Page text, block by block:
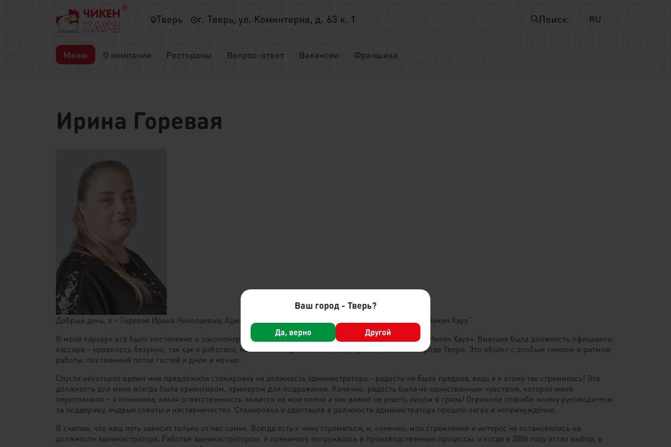
Ваш город - Тверь?
Да, верно Другой
Тверь г. Тверь, ул. Коминтерна, д. 63 к. 1 Поиск RU
Меню О компании Рестораны Вопрос-ответ Вакансии Франшиза
Ирина Горевая
Добрый день, я – Горевая Ирина Николаевна, Администратор одного из ресторанов сети бистро ТМ "Чикен Хауз"
В моей карьере всё было постепенно и закономерно, можно сказать, в лучших традициях компании «Чикен Хауз». Вначале была должность официанта-
кассира – нравилось безумно, так как я работала, на мой взгляд, на самом популярном объекте в городе Твери. Это объект с особым темпом и ритмом
работы: постоянный поток гостей и днём и ночью.
Спустя некоторое время мне предложили стажировку на должность администратора – радости не было предела, ведь я к этому так стремилась! Эта
должность для меня всегда была ориентиром, примером для подражания. Конечно, радость была не единственным чувством, которое меня
переполняло – я понимала, какая ответственность ложится на мои плечи и как важно не упасть лицом в грязь! Огромное спасибо моему руководителю
за поддержку, мудрые советы и наставничество. Стажировка и адаптация в должности администратора прошли легко и непринуждённо.
Я считаю, что наш путь зависит только от нас самих. Всегда есть к чему стремиться, и, конечно, мои стремления и интерес не остановились на
должности администратора. Работая администратором, я понемногу погружалась в производственные процессы, и когда в 2006 году встал выбор, в